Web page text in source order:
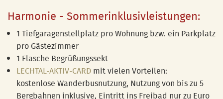
Harmonie - Sommerinklusivleistungen:
1 Tiefgaragenstellplatz pro Wohnung bzw. ein Parkplatz
pro Gästezimmer
1 Flasche Begrüßungssekt
LECHTAL-AKTIV-CARDmit vielen Vorteilen:
kostenlose Wanderbusnutzung, Nutzung von bis zu 5
Bergbahnen inklusive, Eintritt ins Freibad nur zu Euro